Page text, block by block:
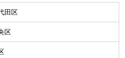
田区
区